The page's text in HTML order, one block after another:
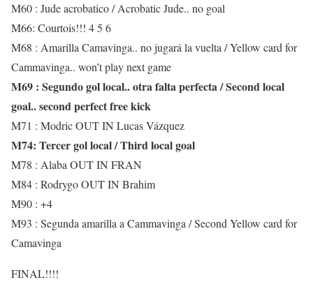
M60 : Jude acrobatico / Acrobatic Jude.. no goal
M66: Courtois!!! 4 5 6
M68 : Amarilla Camavinga.. no jugará la vuelta / Yellow card for
Cammavinga.. won’t play next game
M69 : Segundo gol local.. otra falta perfecta / Second local
goal.. second perfect free kick
M71 : Modric OUT IN Lucas Vázquez
M74: Tercer gol local / Third local goal
M78 : Alaba OUT IN FRAN
M84 : Rodrygo OUT IN Brahim
M90 : +4
M93 : Segunda amarilla a Cammavinga / Second Yellow card for
Camavinga
FINAL!!!!